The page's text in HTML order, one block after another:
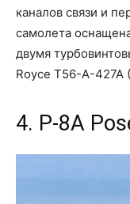
каналов связи и
самолета
двумя
Royce T56-A-427A
4. P-8A